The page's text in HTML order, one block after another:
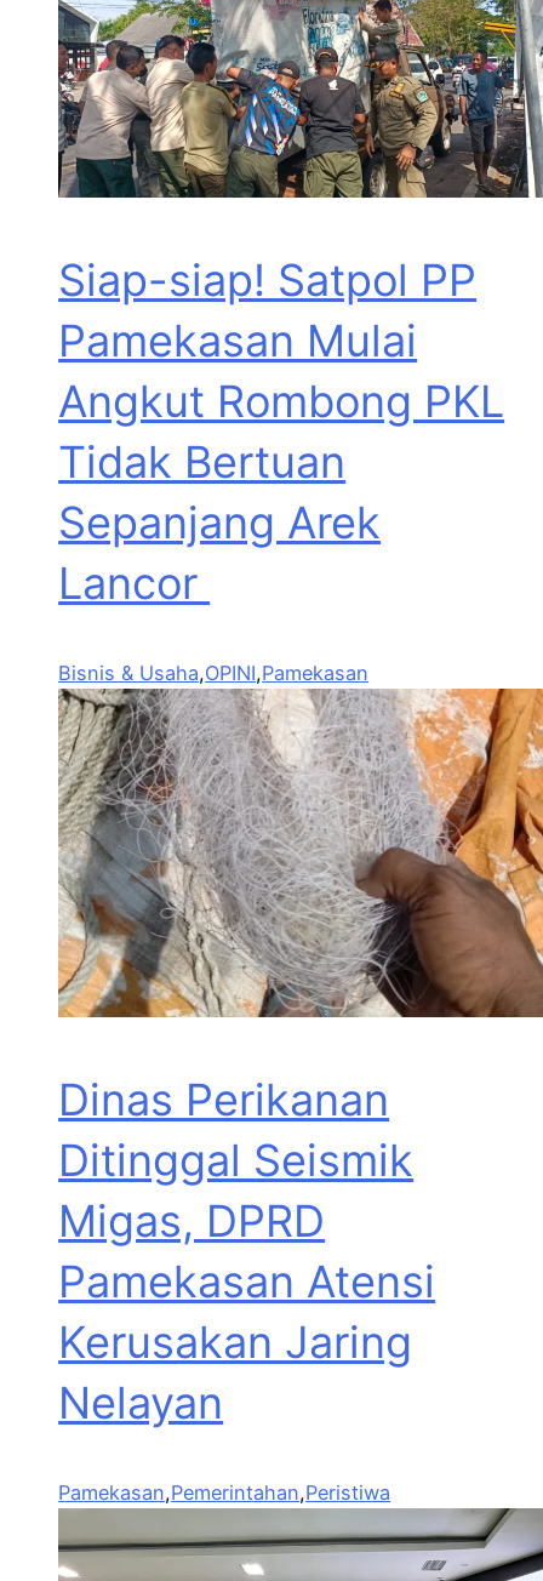
Siap-siap! Satpol PP
Pamekasan Mulai
Angkut Rombong PKL
Tidak Bertuan
Sepanjang Arek
Lancor
Bisnis & Usaha,OPINI,Pamekasan
Dinas Perikanan
Ditinggal Seismik
Migas, DPRD
Pamekasan Atensi
Kerusakan Jaring
Nelayan
Pamekasan,Pemerintahan,Peristiwa